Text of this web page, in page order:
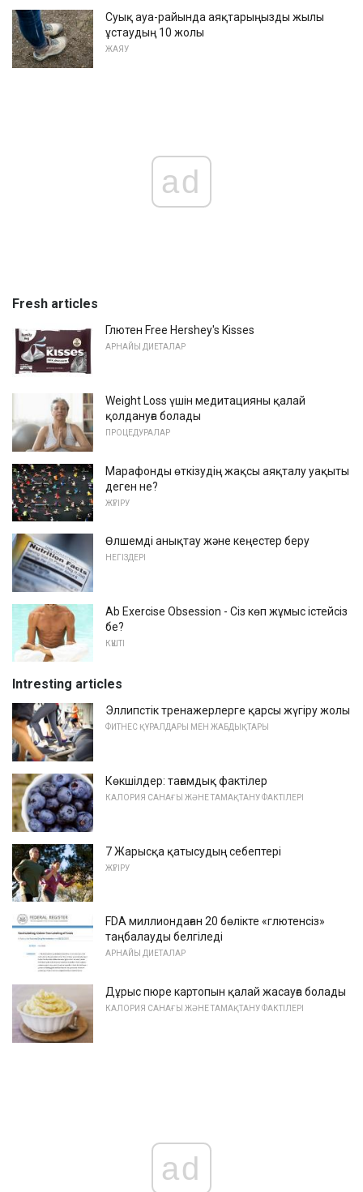
Суық ауа-райында аяқтарыңызды жылы
ұстаудың 10 жолы
ЖАЯУ
ad
Fresh articles
Глютен Free Hershey's Kisses
АРНАЙЫ ДИЕТАЛАР
Weight Loss үшін медитацияны қалай
қолдануға болады
ПРОЦЕДУРАЛАР
Марафонды өткізудің жақсы аяқталу уақыты
деген не?
ЖҮГІРУ
Өлшемді анықтау және кеңестер беру
НЕГІЗДЕРІ
Ab Exercise Obsession - Сіз көп жұмыс істейсіз
бе?
КҮШТІ
Intresting articles
Эллипстік тренажерлерге қарсы жүгіру жолы
ФИТНЕС ҚҰРАЛДАРЫ МЕН ЖАБДЫҚТАРЫ
Көкшілдер: тағамдық фактілер
КАЛОРИЯ САНАҒЫ ЖӘНЕ ТАМАҚТАНУ ФАКТІЛЕРІ
7 Жарысқа қатысудың себептері
ЖҮГІРУ
FDA миллиондаған 20 бөлікте «глютенсіз»
таңбалауды белгіледі
АРНАЙЫ ДИЕТАЛАР
Дұрыс пюре картопын қалай жасауға болады
КАЛОРИЯ САНАҒЫ ЖӘНЕ ТАМАҚТАНУ ФАКТІЛЕРІ
ad